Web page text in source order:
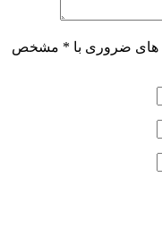
های ضروری با * مشخص